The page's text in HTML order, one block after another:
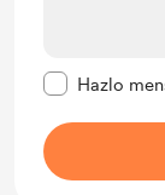
Hazlo